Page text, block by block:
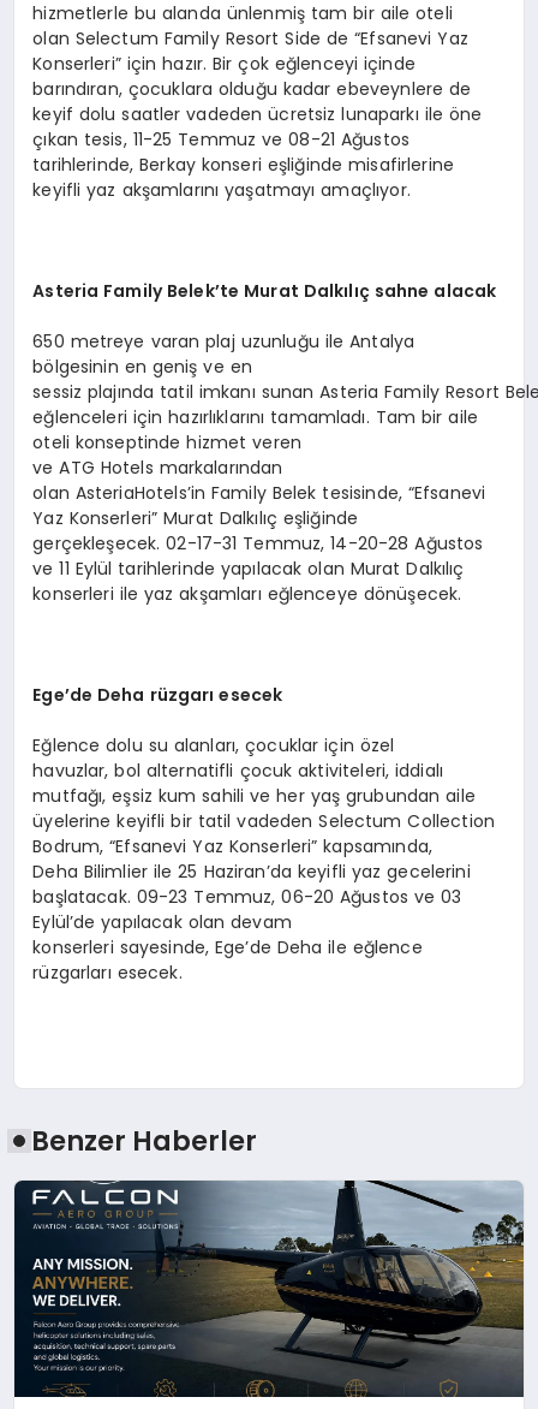
hizmetlerle bu alanda ünlenmiş tam bir aile oteli
olan Selectum Family Resort Side de “Efsanevi Yaz
Konserleri” için hazır. Bir çok eğlenceyi içinde
barındıran, çocuklara olduğu kadar ebeveynlere de
keyif dolu saatler vadeden ücretsiz lunaparkı ile öne
çıkan tesis, 11-25 Temmuz ve 08-21 Ağustos
tarihlerinde, Berkay konseri eşliğinde misafirlerine
keyifli yaz akşamlarını yaşatmayı amaçlıyor.
Asteria Family Belek’te Murat Dalkılıç sahne alacak
650 metreye varan plaj uzunluğu ile Antalya
bölgesinin en geniş ve en
sessiz plajında tatil imkanı sunan Asteria Family Resort
eğlenceleri için hazırlıklarını tamamladı. Tam bir aile
oteli konseptinde hizmet veren
ve ATG Hotels markalarından
olan AsteriaHotels’in Family Belek tesisinde, “Efsanevi
Yaz Konserleri” Murat Dalkılıç eşliğinde
gerçekleşecek. 02-17-31 Temmuz, 14-20-28 Ağustos
ve 11 Eylül tarihlerinde yapılacak olan Murat Dalkılıç
konserleri ile yaz akşamları eğlenceye dönüşecek.
Ege’de Deha rüzgarı esecek
Eğlence dolu su alanları, çocuklar için özel
havuzlar, bol alternatifli çocuk aktiviteleri, iddialı
mutfağı, eşsiz kum sahili ve her yaş grubundan aile
üyelerine keyifli bir tatil vadeden Selectum Collection
Bodrum, “Efsanevi Yaz Konserleri” kapsamında,
Deha Bilimlier ile 25 Haziran’da keyifli yaz gecelerini
başlatacak. 09-23 Temmuz, 06-20 Ağustos ve 03
Eylül’de yapılacak olan devam
konserleri sayesinde, Ege’de Deha ile eğlence
rüzgarları esecek.
Benzer Haberler